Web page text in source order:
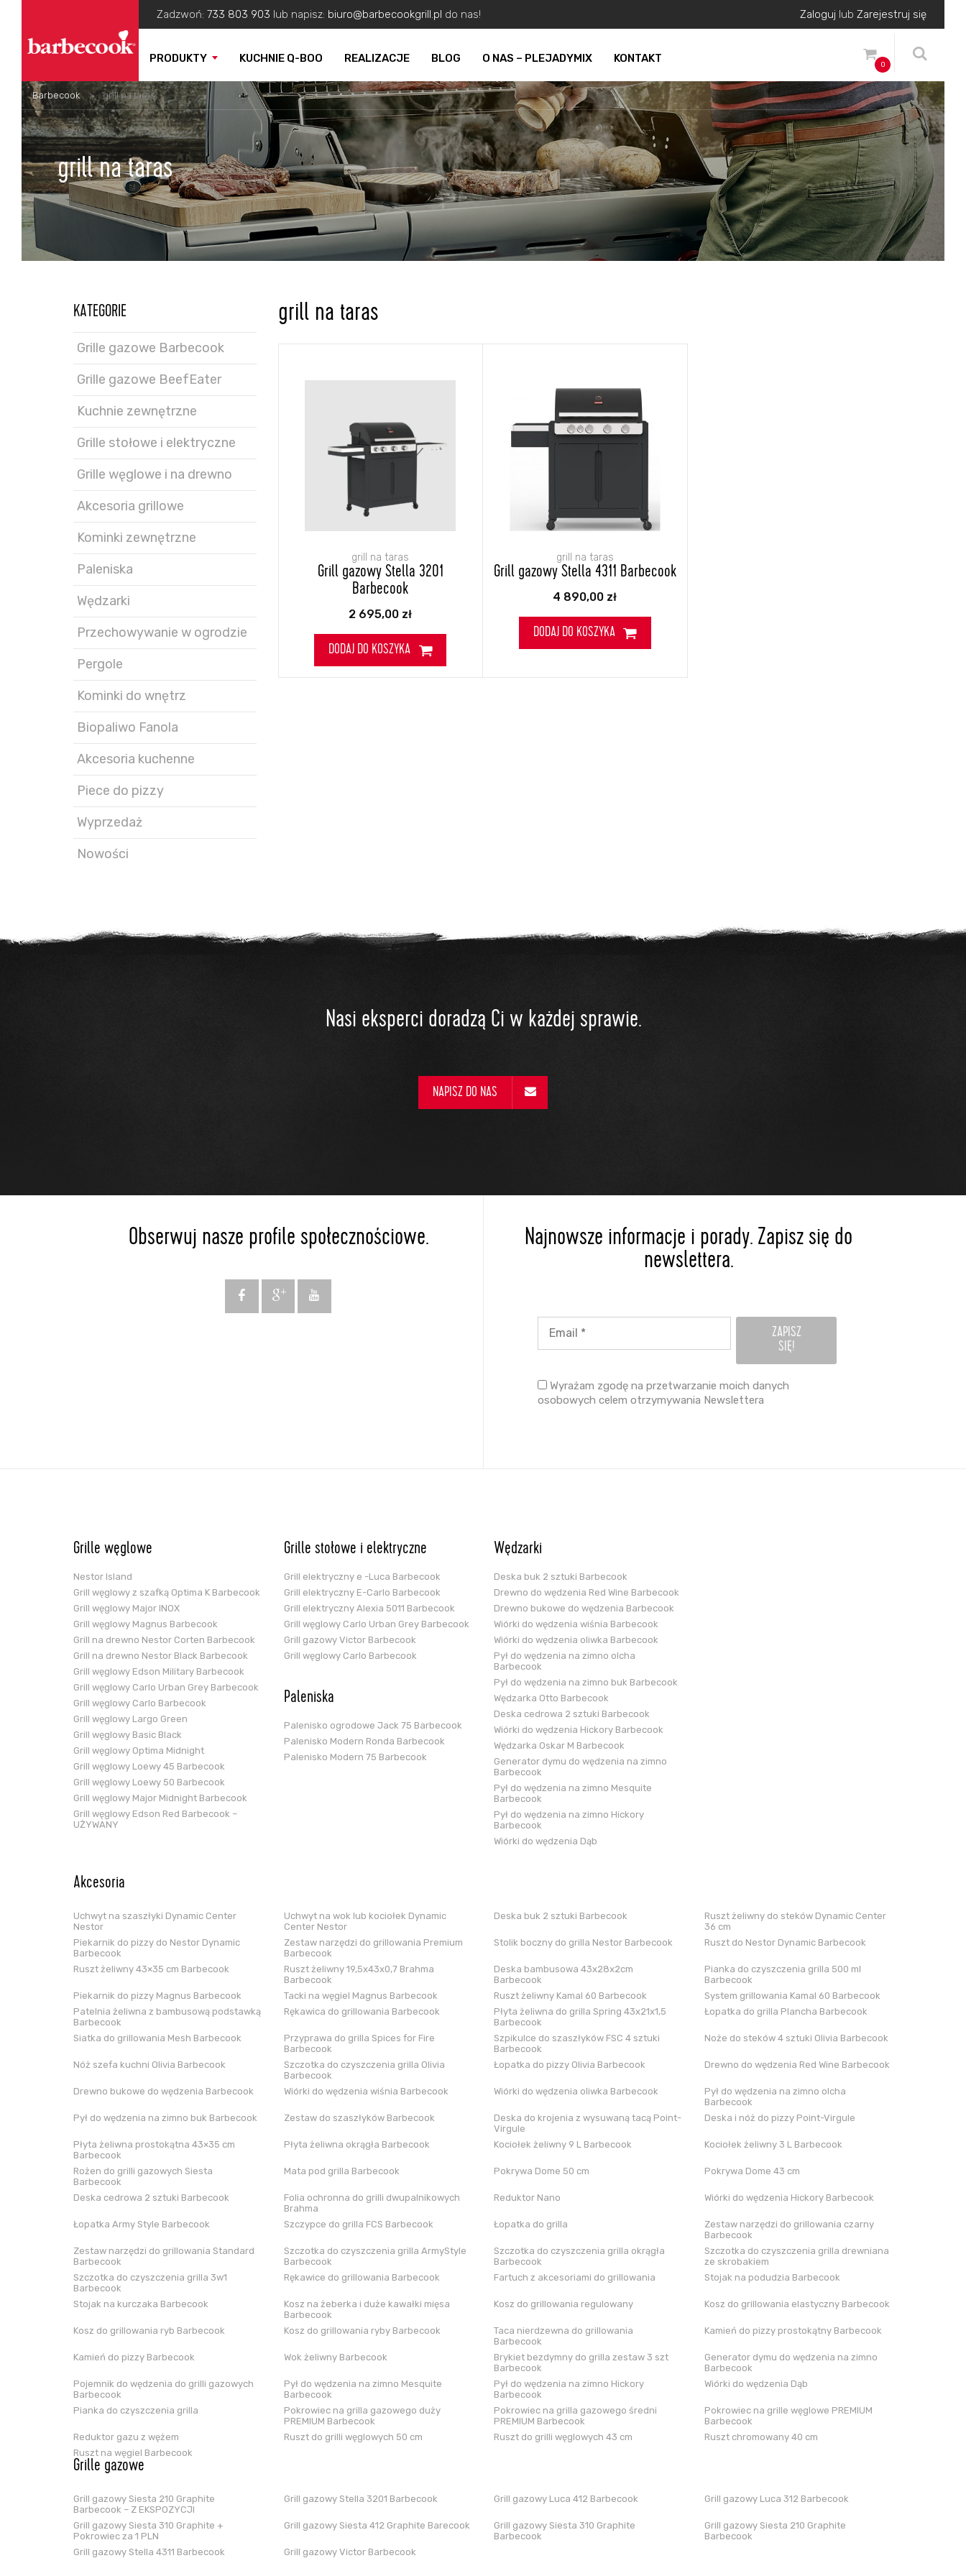
Zadzwoń: 733 803 903 lub napisz: biuro@barbecookgrill.pl do nas! Zaloguj lub Zarejestruj się
PRODUKTY KUCHNIE Q-BOO REALIZACJE BLOG O NAS – PLEJADYMIX KONTAKT 0
Barbecook > grill na taras
grill na taras
KATEGORIE
Grille gazowe Barbecook
Grille gazowe BeefEater
Kuchnie zewnętrzne
Grille stołowe i elektryczne
Grille węglowe i na drewno
Akcesoria grillowe
Kominki zewnętrzne
Paleniska
Wędzarki
Przechowywanie w ogrodzie
Pergole
Kominki do wnętrz
Biopaliwo Fanola
Akcesoria kuchenne
Piece do pizzy
Wyprzedaż
Nowości
grill na taras
grill na taras
Grill gazowy Stella 3201
Barbecook
2 695,00 zł
DODAJ DO KOSZYKA
grill na taras
Grill gazowy Stella 4311 Barbecook
4 890,00 zł
DODAJ DO KOSZYKA
Nasi eksperci doradzą Ci w każdej sprawie.
NAPISZ DO NAS
Obserwuj nasze profile społecznościowe.
Najnowsze informacje i porady. Zapisz się do
newslettera.
Wyrażam zgodę na przetwarzanie moich danych
osobowych celem otrzymywania Newslettera
Grille węglowe
Nestor Island
Grill węglowy z szafką Optima K Barbecook
Grill węglowy Major INOX
Grill węglowy Magnus Barbecook
Grill na drewno Nestor Corten Barbecook
Grill na drewno Nestor Black Barbecook
Grill węglowy Edson Military Barbecook
Grill węglowy Carlo Urban Grey Barbecook
Grill węglowy Carlo Barbecook
Grill węglowy Largo Green
Grill węglowy Basic Black
Grill węglowy Optima Midnight
Grill węglowy Loewy 45 Barbecook
Grill węglowy Loewy 50 Barbecook
Grill węglowy Major Midnight Barbecook
Grill węglowy Edson Red Barbecook –
UŻYWANY
Grille stołowe i elektryczne
Grill elektryczny e -Luca Barbecook
Grill elektryczny E-Carlo Barbecook
Grill elektryczny Alexia 5011 Barbecook
Grill węglowy Carlo Urban Grey Barbecook
Grill gazowy Victor Barbecook
Grill węglowy Carlo Barbecook
Paleniska
Palenisko ogrodowe Jack 75 Barbecook
Palenisko Modern Ronda Barbecook
Palenisko Modern 75 Barbecook
Wędzarki
Deska buk 2 sztuki Barbecook
Drewno do wędzenia Red Wine Barbecook
Drewno bukowe do wędzenia Barbecook
Wiórki do wędzenia wiśnia Barbecook
Wiórki do wędzenia oliwka Barbecook
Pył do wędzenia na zimno olcha
Barbecook
Pył do wędzenia na zimno buk Barbecook
Wędzarka Otto Barbecook
Deska cedrowa 2 sztuki Barbecook
Wiórki do wędzenia Hickory Barbecook
Wędzarka Oskar M Barbecook
Generator dymu do wędzenia na zimno
Barbecook
Pył do wędzenia na zimno Mesquite
Barbecook
Pył do wędzenia na zimno Hickory
Barbecook
Wiórki do wędzenia Dąb
Akcesoria
Uchwyt na szaszłyki Dynamic Center
Nestor
Uchwyt na wok lub kociołek Dynamic
Center Nestor
Deska buk 2 sztuki Barbecook
Ruszt żeliwny do steków Dynamic Center
36 cm
Piekarnik do pizzy do Nestor Dynamic
Barbecook
Zestaw narzędzi do grillowania Premium
Barbecook
Stolik boczny do grilla Nestor Barbecook Ruszt do Nestor Dynamic Barbecook
Ruszt żeliwny 43×35 cm Barbecook
Ruszt żeliwny 19,5x43x0,7 Brahma
Barbecook
Deska bambusowa 43x28x2cm
Barbecook
Pianka do czyszczenia grilla 500 ml
Barbecook
Piekarnik do pizzy Magnus Barbecook
Tacki na węgiel Magnus Barbecook Ruszt żeliwny Kamal 60 Barbecook
System grillowania Kamal 60 Barbecook
Patelnia żeliwna z bambusową podstawką
Barbecook
Rękawica do grillowania Barbecook
Płyta żeliwna do grilla Spring 43x21x1,5
Barbecook
Łopatka do grilla Plancha Barbecook
Siatka do grillowania Mesh Barbecook
Przyprawa do grilla Spices for Fire
Barbecook
Szpikulce do szaszłyków FSC 4 sztuki
Barbecook
Noże do steków 4 sztuki Olivia Barbecook
Nóż szefa kuchni Olivia Barbecook
Szczotka do czyszczenia grilla Olivia
Barbecook
Łopatka do pizzy Olivia Barbecook Drewno do wędzenia Red Wine Barbecook
Drewno bukowe do wędzenia Barbecook Wiórki do wędzenia wiśnia Barbecook Wiórki do wędzenia oliwka Barbecook
Pył do wędzenia na zimno olcha
Barbecook
Pył do wędzenia na zimno buk Barbecook
Zestaw do szaszłyków Barbecook
Deska do krojenia z wysuwaną tacą Point-
Virgule
Deska i nóż do pizzy Point-Virgule
Płyta żeliwna prostokątna 43×35 cm
Barbecook
Płyta żeliwna okrągła Barbecook Kociołek żeliwny 9 L Barbecook Kociołek żeliwny 3 L Barbecook
Rożen do grilli gazowych Siesta
Barbecook
Mata pod grilla Barbecook Pokrywa Dome 50 cm Pokrywa Dome 43 cm
Deska cedrowa 2 sztuki Barbecook
Folia ochronna do grilli dwupalnikowych
Brahma
Reduktor Nano Wiórki do wędzenia Hickory Barbecook
Łopatka Army Style Barbecook Szczypce do grilla FCS Barbecook Łopatka do grilla
Zestaw narzędzi do grillowania czarny
Barbecook
Zestaw narzędzi do grillowania Standard
Barbecook
Szczotka do czyszczenia grilla ArmyStyle
Barbecook
Szczotka do czyszczenia grilla okrągła
Barbecook
Szczotka do czyszczenia grilla drewniana
ze skrobakiem
Szczotka do czyszczenia grilla 3w1
Barbecook
Rękawice do grillowania Barbecook Fartuch z akcesoriami do grillowania Stojak na podudzia Barbecook
Stojak na kurczaka Barbecook
Kosz na żeberka i duże kawałki mięsa
Barbecook
Kosz do grillowania regulowany Kosz do grillowania elastyczny Barbecook
Kosz do grillowania ryb Barbecook Kosz do grillowania ryby Barbecook
Taca nierdzewna do grillowania
Barbecook
Kamień do pizzy prostokątny Barbecook
Kamień do pizzy Barbecook Wok żeliwny Barbecook
Brykiet bezdymny do grilla zestaw 3 szt
Barbecook
Generator dymu do wędzenia na zimno
Barbecook
Pojemnik do wędzenia do grilli gazowych
Barbecook
Pył do wędzenia na zimno Mesquite
Barbecook
Pył do wędzenia na zimno Hickory
Barbecook
Wiórki do wędzenia Dąb
Pianka do czyszczenia grilla
Pokrowiec na grilla gazowego duży
PREMIUM Barbecook
Pokrowiec na grilla gazowego średni
PREMIUM Barbecook
Pokrowiec na grille węglowe PREMIUM
Barbecook
Reduktor gazu z wężem
Ruszt do grilli węglowych 50 cm Ruszt do grilli węglowych 43 cm
Ruszt chromowany 40 cm
Ruszt na węgiel Barbecook
Grille gazowe
Grill gazowy Siesta 210 Graphite
Barbecook – Z EKSPOZYCJI
Grill gazowy Stella 3201 Barbecook Grill gazowy Luca 412 Barbecook Grill gazowy Luca 312 Barbecook
Grill gazowy Siesta 310 Graphite +
Pokrowiec za 1 PLN
Grill gazowy Siesta 412 Graphite Barecook
Grill gazowy Siesta 310 Graphite
Barbecook
Grill gazowy Siesta 210 Graphite
Barbecook
Grill gazowy Stella 4311 Barbecook
Grill gazowy Victor Barbecook